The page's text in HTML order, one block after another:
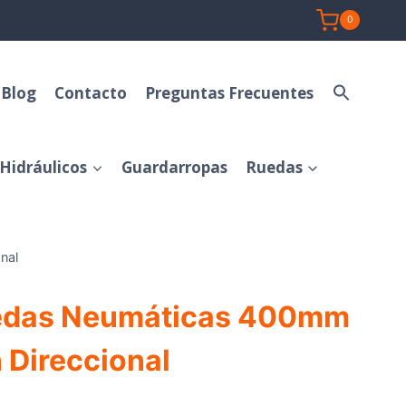
0
Blog Contacto Preguntas Frecuentes
Guardarropas Ruedas
Neumáticas 400mm
Direccional